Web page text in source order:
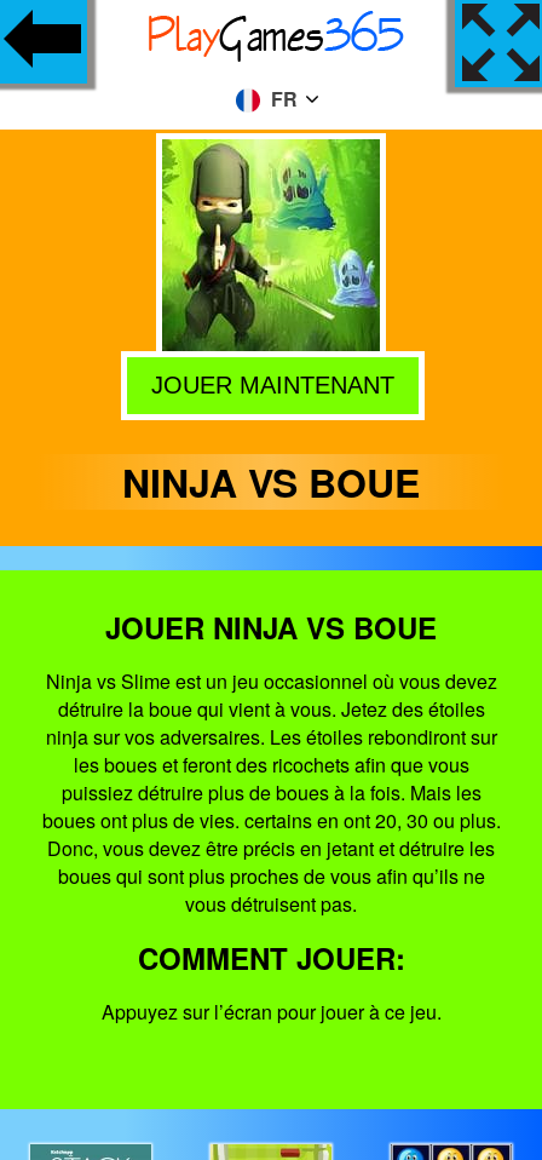
FR
JOUER MAINTENANT
NINJA VS BOUE
JOUER NINJA VS BOUE
Ninja vs Slime est un jeu occasionnel où vous devez
détruire la boue qui vient à vous. Jetez des étoiles
ninja sur vos adversaires. Les étoiles rebondiront sur
les boues et feront des ricochets afin que vous
puissiez détruire plus de boues à la fois. Mais les
boues ont plus de vies. certains en ont 20, 30 ou plus.
Donc, vous devez être précis en jetant et détruire les
boues qui sont plus proches de vous afin qu’ils ne
vous détruisent pas.
COMMENT JOUER:
Appuyez sur l’écran pour jouer à ce jeu.